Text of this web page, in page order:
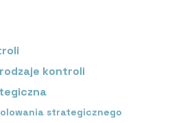
kontroli
strategicznego